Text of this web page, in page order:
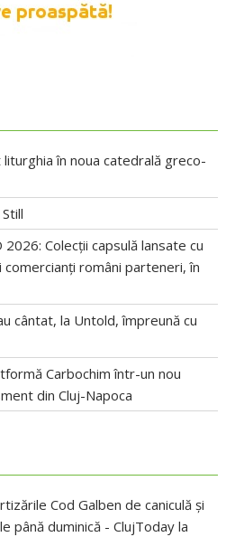
în noua catedrală greco-
Colecții capsulă lansate cu
comercianți români parteneri, în
cântat, la Untold, împreună cu
Carbochim într-un nou
din Cluj-Napoca
Cod Galben de caniculă și
până duminică - ClujToday la